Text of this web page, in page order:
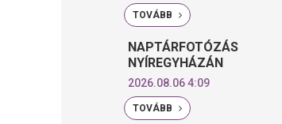
TOVÁBB
NAPTÁRFOTÓZÁS
NYÍREGYHÁZÁN
2026.08.06 4:09
TOVÁBB